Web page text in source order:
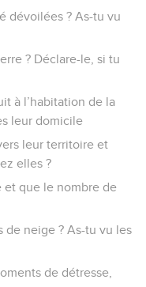
dévoilées ? As-tu vu
? Déclare-le, si tu
à l’habitation de la
leur domicile
leur territoire et
elles ?
et que le nombre de
de neige ? As-tu vu les
de détresse,